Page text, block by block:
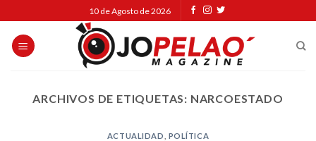
to
content
10 de Agosto de 2026
ARCHIVOS DE ETIQUETAS: NARCOESTADO
ACTUALIDAD POLÍTICA